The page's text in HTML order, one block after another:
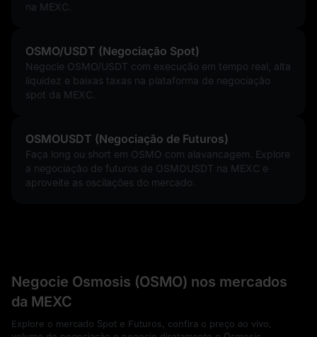
na MEXC.
OSMO/USDT (Negociação Spot)
Negocie OSMO/USDT com execução em tempo real, alta
liquidez e baixas taxas na plataforma de negociação
spot da MEXC.
OSMOUSDT (Negociação de Futuros)
Faça long ou short em OSMO com alavancagem. Explore
a negociação de futuros de OSMOUSDT na MEXC e
aproveite as oscilações do mercado.
Negocie Osmosis (OSMO) nos mercados
da MEXC
Explore o mercado Spot e Futuros, confira o preço ao vivo,